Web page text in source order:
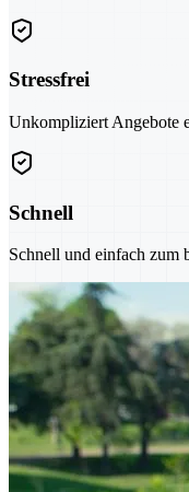
Stressfrei
Unkompliziert Angebote
Schnell
Schnell und einfach zum